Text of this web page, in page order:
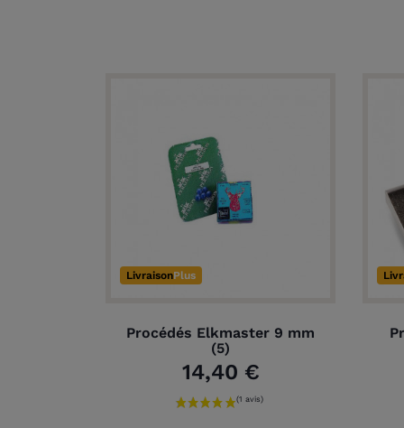
LivraisonPlus
Procédés Elkmaster 9 mm
(5)
14,40 €